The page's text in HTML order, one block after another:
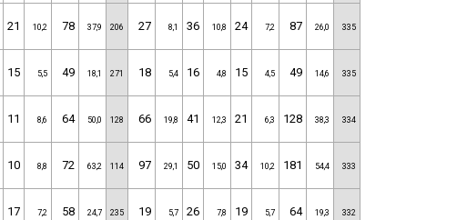
21 10,2 78 37,9 206 27 8,1 36 10,8 24 7,2 87 26,0 335
15 5,5 49 18,1 271 18 5,4 16 4,8 15 4,5 49 14,6 335
11 8,6 64 50,0 128 66 19,8 41 12,3 21 6,3 128 38,3 334
10 8,8 72 63,2 114 97 29,1 50 15,0 34 10,2 181 54,4 333
17 7,2 58 24,7 235 19 5,7 26 7,8 19 5,7 64 19,3 332